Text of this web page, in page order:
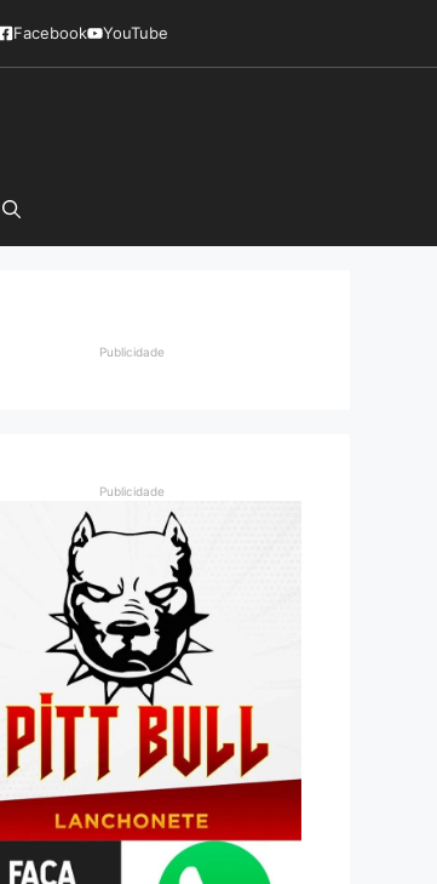
Facebook YouTube
Publicidade
Publicidade